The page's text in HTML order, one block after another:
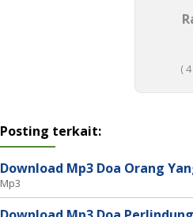
(4
Posting terkait:
Download Mp3 Doa Orang
Mp3